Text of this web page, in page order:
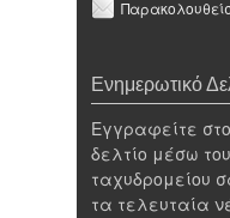
Ενημερωτικό
Εγγραφείτε
δελτίο μέσω
ταχυδρομείου
τα τελευταία